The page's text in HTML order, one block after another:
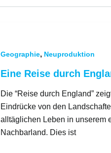
Geographie, Neuproduktion
Eine Reise durch
Die “Reise durch England”
Eindrücke von den
alltäglichen Leben in unserem
Nachbarland. Dies ist